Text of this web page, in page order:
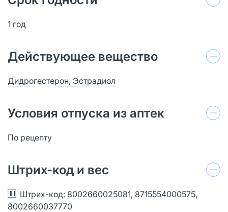
1 год
Действующее вещество
Дидрогестерон, Эстрадиол
Условия отпуска из аптек
По рецепту
Штрих-код и вес
Штрих-код: 8002660025081, 8715554000575,
8002660037770